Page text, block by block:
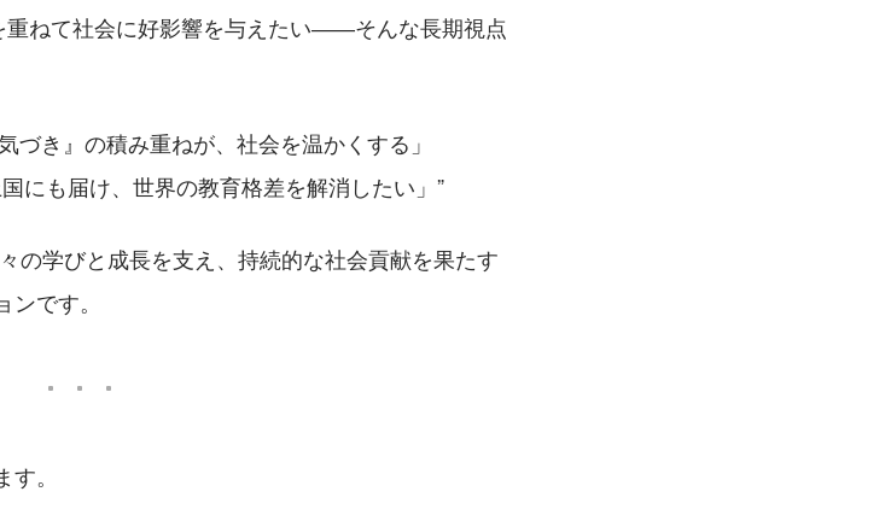
重ねて社会に好影響を与えたい――そんな長期視点
づき』の積み重ねが、社会を温かくする」
にも届け、世界の教育格差を解消したい」
の学びと成長を支え、持続的な社会貢献を果たす
です。
。